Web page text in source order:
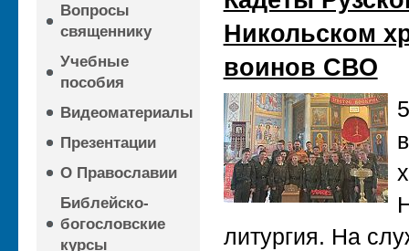
Вопросы
священнику
Учебные
пособия
Видеоматериалы
Презентации
О Православии
Библейско-
богословские
курсы
Никольском
воинов СВО
литургия. На